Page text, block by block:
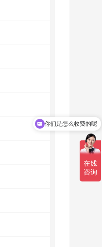
现在有优惠活动吗